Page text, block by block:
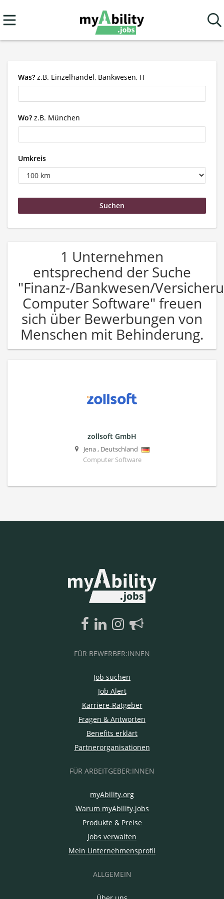
Was? z.B. Einzelhandel, Bankwesen, IT
Wo? z.B. München
Umkreis
1 Unternehmen
entsprechend der Suche
"Finanz-/Bankwesen/
Computer Software" freuen
sich über Bewerbungen von
Menschen mit Behinderung.
zollsoft GmbH
Jena, Deutschland
Computer Software
FÜR BEWERBER:INNEN
Job suchen
Job Alert
Karriere-Ratgeber
Fragen & Antworten
Benefits erklärt
Partnerorganisationen
FÜR ARBEITGEBER:INNEN
myAbility.org
Warum myAbility.jobs
Produkte & Preise
Jobs verwalten
Mein Unternehmensprofil
ALLGEMEIN